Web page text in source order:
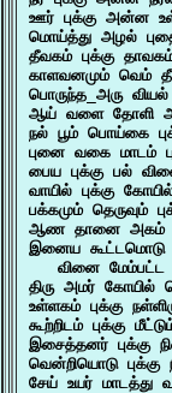
ஊர் புக்கு அன்ன
மொய்த்து அழல்
தீவகம் புக்கு
காளவனமும் வெம்
பொருந்த_அரு
ஆய் வளை தோளி
நல் பூம் பொய்கை
புனை வகை மாடம்
பைய புக்கு பல்
வாயில் புக்கு
பக்கமும் தெருவும்
ஆண தானை அகம்
இனைய கூட்டமொடு
வினை
திரு அமர் கோயில்
உள்ளகம் புக்கு
கூற்றிடம் புக்கு
இசைத்தனர் புக்கு
வென்றியொடு
சேய் உயர் மாடத்து